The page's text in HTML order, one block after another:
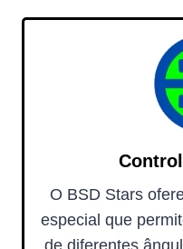
O BSD Stars
especial que